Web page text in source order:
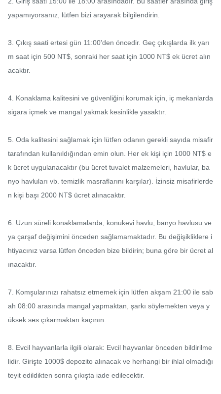
yapamıyorsanız, lütfen bizi arayarak bilgilendirin.
3. Çıkış saati ertesi gün 11:00'den öncedir. Geç çıkışlarda ilk yarı
m saat için 500 NT$, sonraki her saat için 1000 NT$ ek ücret alın
acaktır.
4. Konaklama kalitesini ve güvenliğini korumak için, iç mekanlarda
sigara içmek ve mangal yakmak kesinlikle yasaktır.
5. Oda kalitesini sağlamak için lütfen odanın gerekli sayıda misafir
tarafından kullanıldığından emin olun. Her ek kişi için 1000 NT$ e
k ücret uygulanacaktır (bu ücret tuvalet malzemeleri, havlular, ba
nyo havluları vb. temizlik masraflarını karşılar). İzinsiz misafirlerde
n kişi başı 2000 NT$ ücret alınacaktır.
6. Uzun süreli konaklamalarda, konukevi havlu, banyo havlusu ve
ya çarşaf değişimini önceden sağlamamaktadır. Bu değişikliklere i
htiyacınız varsa lütfen önceden bize bildirin; buna göre bir ücret al
ınacaktır.
7. Komşularınızı rahatsız etmemek için lütfen akşam 21:00 ile sab
ah 08:00 arasında mangal yapmaktan, şarkı söylemekten veya y
üksek ses çıkarmaktan kaçının.
8. Evcil hayvanlarla ilgili olarak: Evcil hayvanlar önceden bildirilme
lidir. Girişte 1000$ depozito alınacak ve herhangi bir ihlal olmadığı
teyit edildikten sonra çıkışta iade edilecektir.